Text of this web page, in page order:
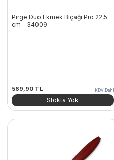
Pirge Duo Ekmek Bıçağı Pro 22,5
cm – 34009
569,90 TL KDV Dahil
Stokta Yok